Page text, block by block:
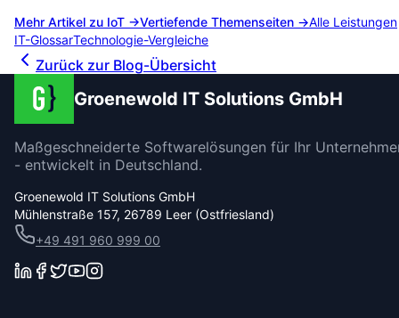
Mehr Artikel zu IoT →Vertiefende Themenseiten →Alle Leistungen
IT-GlossarTechnologie-Vergleiche
Zurück zur Blog-Übersicht
Groenewold IT Solutions GmbH
Maßgeschneiderte Softwarelösungen für Ihr
- entwickelt in Deutschland.
Groenewold IT Solutions GmbH
Mühlenstraße 157, 26789 Leer (Ostfriesland)
+49 491 960 999 00